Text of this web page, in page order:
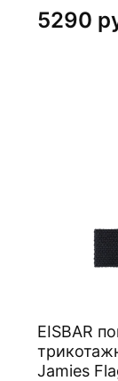
5290
EISBAR
Jamies